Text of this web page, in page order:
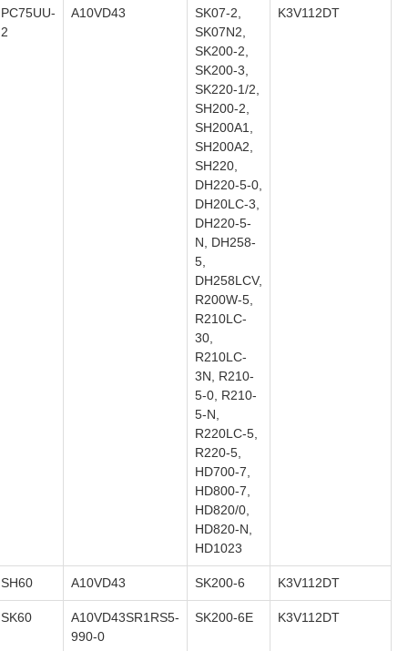
K3V112DT
SK07-2,
SK07N2,
SK200-2,
SK200-3,
SK220-1/2,
SH200-2,
SH200A1,
SH200A2,
SH220,
DH220-5-0,
DH20LC-3,
DH220-5-
N, DH258-
5,
DH258LCV,
R200W-5,
R210LC-
30,
R210LC-
3N, R210-
5-0, R210-
5-N,
R220LC-5,
R220-5,
HD700-7,
HD800-7,
HD820/0,
HD820-N,
HD1023
A10VD43
PC75UU-
2
K3V112DT
SK200-6
A10VD43
SH60
K3V112DT
SK200-6E
A10VD43SR1RS5-
990-0
SK60